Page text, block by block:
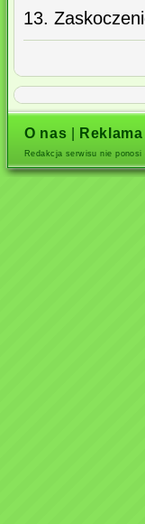
13.
O nas Reklama
Redakcja serwisu nie